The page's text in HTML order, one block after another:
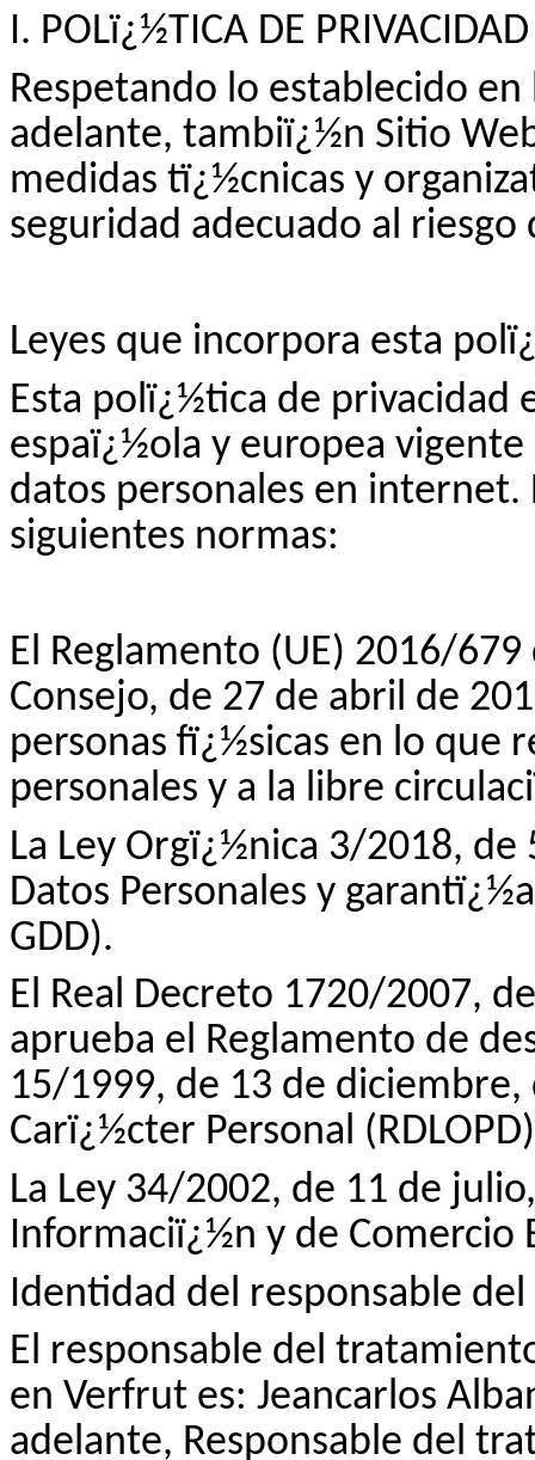
I. POLï¿½TICA DE
Respetando lo establecido
adelante, tambiï¿½n Sitio
medidas tï¿½cnicas y
seguridad adecuado al
Leyes que incorpora esta
Esta polï¿½tica de privacidad
espaï¿½ola y europea
datos personales en internet.
siguientes normas:
El Reglamento (UE) 2016/
Consejo, de 27 de abril de
personas fï¿½sicas en lo que
personales y a la libre
La Ley Orgï¿½nica 3/2018,
Datos Personales y
GDD).
El Real Decreto 1720/2007,
aprueba el Reglamento de
15/1999, de 13 de
Carï¿½cter Personal
La Ley 34/2002, de 11 de
Informaciï¿½n y de Comercio
Identidad del responsable
El responsable del
en Verfrut es: Jeancarlos
adelante, Responsable del